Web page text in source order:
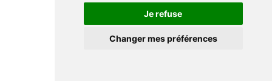
Je refuse
Changer mes préférences